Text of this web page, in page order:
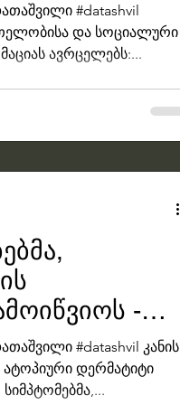
#datashvil
და სოციალური
ავრცელებს:...
-
#datashvil კანის
დერმატიტი